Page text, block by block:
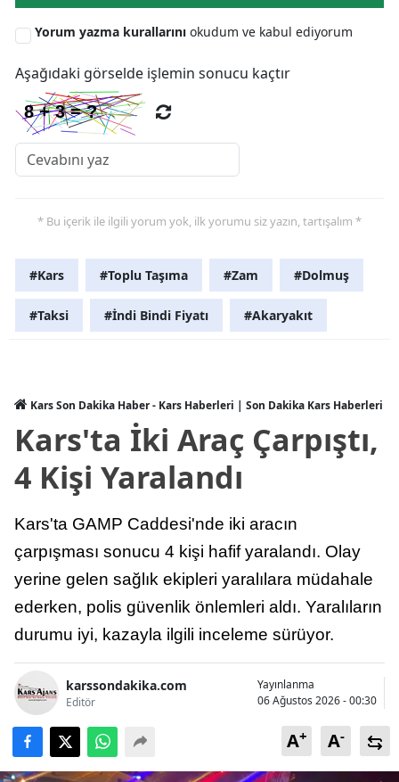
Samsun
Siirt
Tunceli
Şanlıurfa
Yozgat
Bayburt
Karaman
Kırıkkale
Şırnak
Bartın
Ardahan
Yorum yazma kurallarını okudum ve kabul ediyorum
Aşağıdaki görselde işlemin sonucu kaçtır
* Bu içerik ile ilgili yorum yok, ilk yorumu siz yazın, tartışalım *
#Kars #Toplu Taşıma #Zam #Dolmuş
#Taksi #İndi Bindi Fiyatı #Akaryakıt
Kars Son Dakika Haber - Kars Haberleri | Son Dakika Kars Haberleri
Kars'ta İki Araç Çarpıştı,
4 Kişi Yaralandı
Kars'ta GAMP Caddesi'nde iki aracın
çarpışması sonucu 4 kişi hafif yaralandı. Olay
yerine gelen sağlık ekipleri yaralılara müdahale
ederken, polis güvenlik önlemleri aldı. Yaralıların
durumu iyi, kazayla ilgili inceleme sürüyor.
karssondakika.com
Editör
Yayınlanma
06 Ağustos 2026 - 00:30
A+ A-